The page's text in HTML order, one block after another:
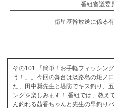
番組審議委
衛星基幹放送に係る
その101 「簡単！お手軽フィッシン
う！」。今回の舞台は淡路島の炬ノ
た、田中奨先生と堤防でキス釣り、
ングを楽しみます！ 番組では、教え
ん釣れる茜香ちゃんと先生の早釣り